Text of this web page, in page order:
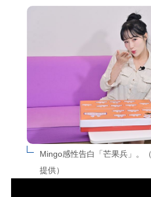
Mingo感性告白「芒果兵」。
提供）